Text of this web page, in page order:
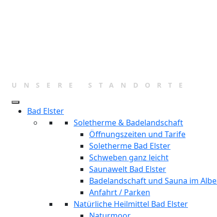
UNSERE STANDORTE
Bad Elster
Soletherme & Badelandschaft
Öffnungszeiten und Tarife
Soletherme Bad Elster
Schweben ganz leicht
Saunawelt Bad Elster
Badelandschaft und Sauna im
Anfahrt / Parken
Natürliche Heilmittel Bad Elster